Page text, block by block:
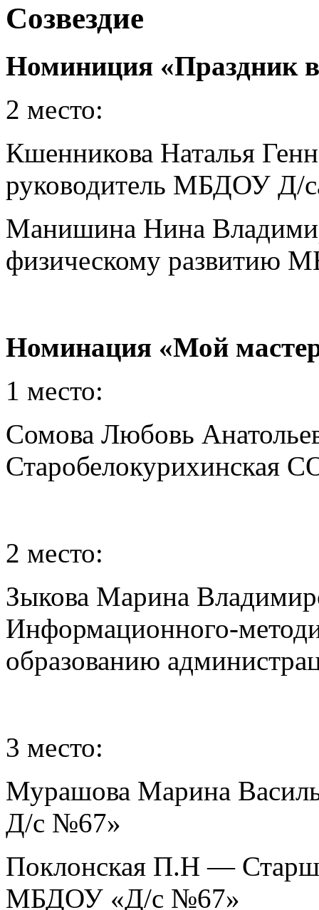
Созвездие
Номиниция «Праздник
2 место:
Кшенникова Наталья
руководитель МБДОУ Д/
Манишина Нина
физическому развитию
Номинация «Мой
1 место:
Сомова Любовь
Старобелокурихинская
2 место:
Зыкова Марина
Информационного-
образованию
3 место:
Мурашова Марина
Д/с №67»
Поклонская П.Н —
МБДОУ «Д/с №67»